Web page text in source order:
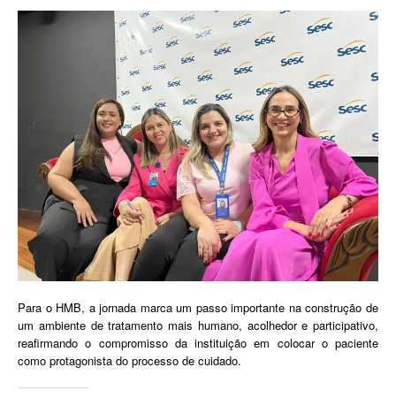
Para o HMB, a jornada marca um passo importante na construção de
um ambiente de tratamento mais humano, acolhedor e participativo,
reafirmando o compromisso da instituição em colocar o paciente
como protagonista do processo de cuidado.